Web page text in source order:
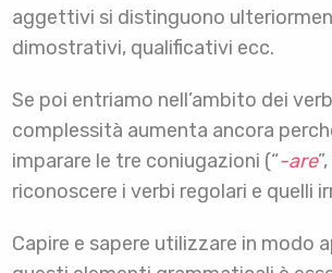
aggettivi si distinguono
dimostrativi, qualificativi ecc.
Se poi entriamo nell’ambito dei
complessità aumenta ancora
imparare le tre coniugazioni (“-are
riconoscere i verbi regolari e quelli
Capire e sapere utilizzare in modo